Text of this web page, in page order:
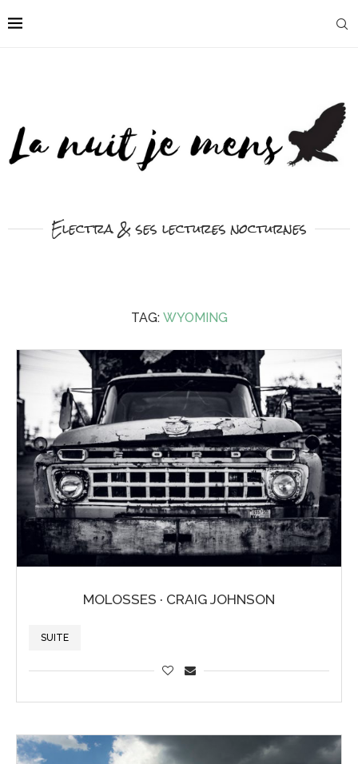
Electra & ses lectures nocturnes
TAG: WYOMING
MOLOSSES · CRAIG JOHNSON
SUITE